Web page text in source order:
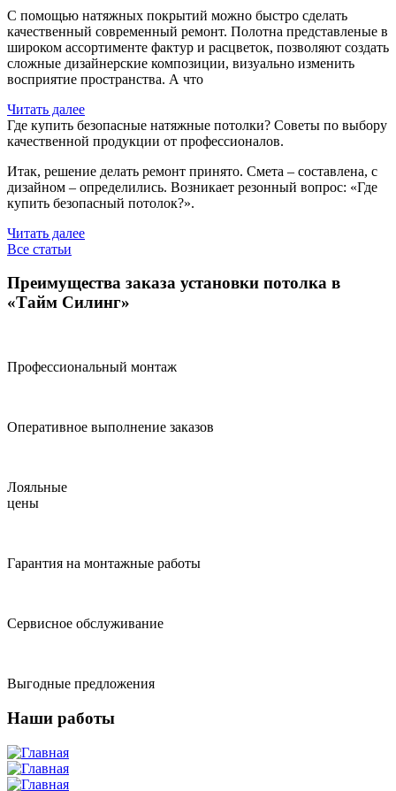
С помощью натяжных покрытий можно быстро сделать
качественный современный ремонт. Полотна представленые в
широком ассортименте фактур и расцветок, позволяют создать
сложные дизайнерские композиции, визуально изменить
восприятие пространства. А что
Читать далее
Где купить безопасные натяжные потолки? Советы по выбору
качественной продукции от профессионалов.
Итак, решение делать ремонт принято. Смета – составлена, с
дизайном – определились. Возникает резонный вопрос: «Где
купить безопасный потолок?».
Читать далее
Все статьи
Преимущества заказа установки потолка в
«Тайм Силинг»
Профессиональный монтаж
Оперативное выполнение заказов
Лояльные
цены
Гарантия на монтажные работы
Сервисное обслуживание
Выгодные предложения
Наши работы